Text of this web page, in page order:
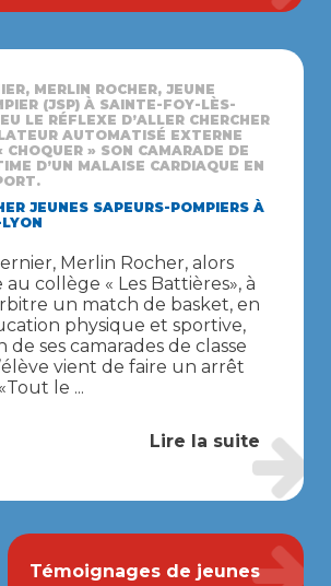
MERLIN ROCHER, JEUNE
(JSP) À SAINTE-FOY-LÈS-
LE RÉFLEXE D’ALLER CHERCHER
AUTOMATISÉ EXTERNE
CHOQUER » SON CAMARADE DE
D’UN MALAISE CARDIAQUE EN
JEUNES SAPEURS-POMPIERS À
Merlin Rocher, alors
collège « Les Battières», à
un match de basket, en
physique et sportive,
de ses camarades de classe
vient de faire un arrêt
le ...
Lire la suite
Témoignages de jeunes